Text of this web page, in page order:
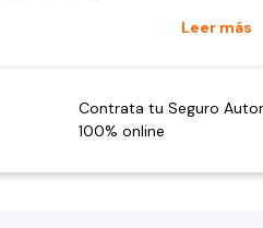
Leer más
Contrata tu Seguro
100% online